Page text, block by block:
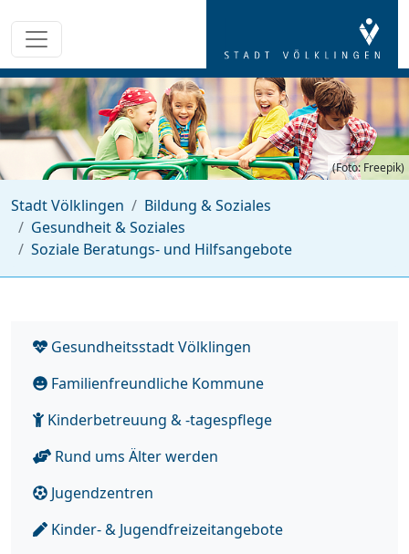
(Foto: Freepik)
Stadt Völklingen
Bildung & Soziales
Gesundheit & Soziales
Soziale Beratungs- und Hilfsangebote
Gesundheitsstadt Völklingen
Familienfreundliche Kommune
Kinderbetreuung & -tagespflege
Rund ums Älter werden
Jugendzentren
Kinder- & Jugendfreizeitangebote